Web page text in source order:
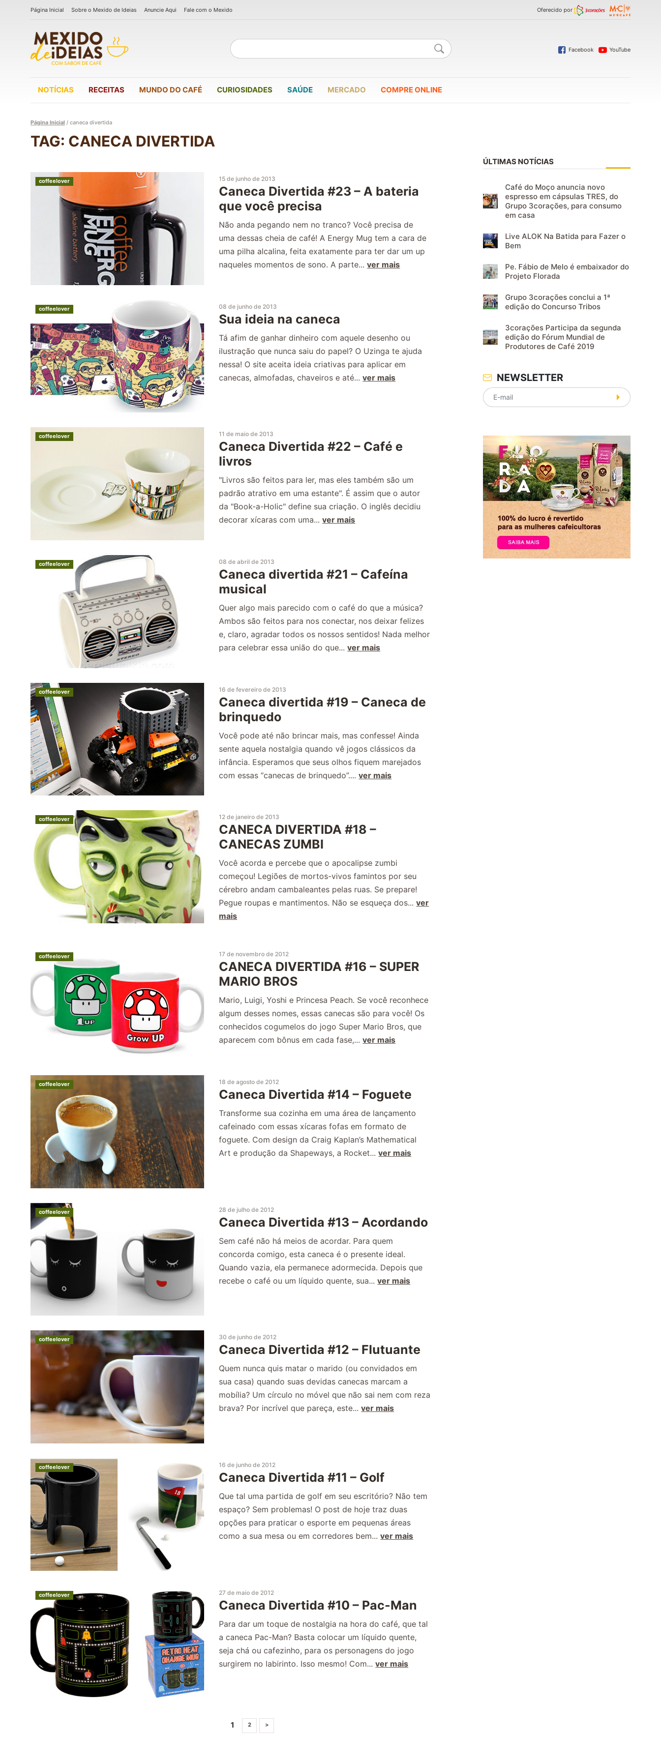
Página Inicial Sobre o Mexido de Ideias Anuncie Aqui Fale com o Mexido Oferecido por
Facebook YouTube
NOTÍCIAS RECEITAS MUNDO DO CAFÉ CURIOSIDADES SAÚDE MERCADO COMPRE ONLINE
Página Inicial / caneca divertida
TAG: CANECA DIVERTIDA
coffeelover 15 de junho de 2013
Caneca Divertida #23 – A bateria
que você precisa
Não anda pegando nem no tranco? Você precisa de
uma dessas cheia de café! A Energy Mug tem a cara de
uma pilha alcalina, feita exatamente para ter dar um up
naqueles momentos de sono. A parte...ver mais
coffeelover 08 de junho de 2013
Sua ideia na caneca
Tá afim de ganhar dinheiro com aquele desenho ou
ilustração que nunca saiu do papel? O Uzinga te ajuda
nessa! O site aceita ideia criativas para aplicar em
canecas, almofadas, chaveiros e até...ver mais
coffeelover 11 de maio de 2013
Caneca Divertida #22 – Café e
livros
"Livros são feitos para ler, mas eles também são um
padrão atrativo em uma estante". É assim que o autor
da "Book-a-Holic" define sua criação. O inglês decidiu
decorar xícaras com uma...ver mais
coffeelover 08 de abril de 2013
Caneca divertida #21 – Cafeína
musical
Quer algo mais parecido com o café do que a música?
Ambos são feitos para nos conectar, nos deixar felizes
e, claro, agradar todos os nossos sentidos! Nada melhor
para celebrar essa união do que...ver mais
coffeelover 16 de fevereiro de 2013
Caneca divertida #19 – Caneca de
brinquedo
Você pode até não brincar mais, mas confesse! Ainda
sente aquela nostalgia quando vê jogos clássicos da
infância. Esperamos que seus olhos fiquem marejados
com essas “canecas de brinquedo”....ver mais
coffeelover 12 de janeiro de 2013
CANECA DIVERTIDA #18 –
CANECAS ZUMBI
Você acorda e percebe que o apocalipse zumbi
começou! Legiões de mortos-vivos famintos por seu
cérebro andam cambaleantes pelas ruas. Se prepare!
Pegue roupas e mantimentos. Não se esqueça dos...ver
mais
coffeelover 17 de novembro de 2012
CANECA DIVERTIDA #16 – SUPER
MARIO BROS
Mario, Luigi, Yoshi e Princesa Peach. Se você reconhece
algum desses nomes, essas canecas são para você! Os
conhecidos cogumelos do jogo Super Mario Bros, que
aparecem com bônus em cada fase,...ver mais
coffeelover 18 de agosto de 2012
Caneca Divertida #14 – Foguete
Transforme sua cozinha em uma área de lançamento
cafeinado com essas xícaras fofas em formato de
foguete. Com design da Craig Kaplan’s Mathematical
Art e produção da Shapeways, a Rocket...ver mais
coffeelover 28 de julho de 2012
Caneca Divertida #13 – Acordando
Sem café não há meios de acordar. Para quem
concorda comigo, esta caneca é o presente ideal.
Quando vazia, ela permanece adormecida. Depois que
recebe o café ou um líquido quente, sua...ver mais
coffeelover 30 de junho de 2012
Caneca Divertida #12 – Flutuante
Quem nunca quis matar o marido (ou convidados em
sua casa) quando suas devidas canecas marcam a
mobília? Um círculo no móvel que não sai nem com reza
brava? Por incrível que pareça, este...ver mais
coffeelover 16 de junho de 2012
Caneca Divertida #11 – Golf
Que tal uma partida de golf em seu escritório? Não tem
espaço? Sem problemas! O post de hoje traz duas
opções para praticar o esporte em pequenas áreas
como a sua mesa ou em corredores bem...ver mais
coffeelover 27 de maio de 2012
Caneca Divertida #10 – Pac-Man
Para dar um toque de nostalgia na hora do café, que tal
a caneca Pac-Man? Basta colocar um líquido quente,
seja chá ou cafezinho, para os personagens do jogo
surgirem no labirinto. Isso mesmo! Com...ver mais
1 2 >
ÚLTIMAS NOTÍCIAS
Café do Moço anuncia novo
espresso em cápsulas TRES, do
Grupo 3corações, para consumo
em casa
Live ALOK Na Batida para Fazer o
Bem
Pe. Fábio de Melo é embaixador do
Projeto Florada
Grupo 3corações conclui a 1ª
edição do Concurso Tribos
3corações Participa da segunda
edição do Fórum Mundial de
Produtores de Café 2019
NEWSLETTER